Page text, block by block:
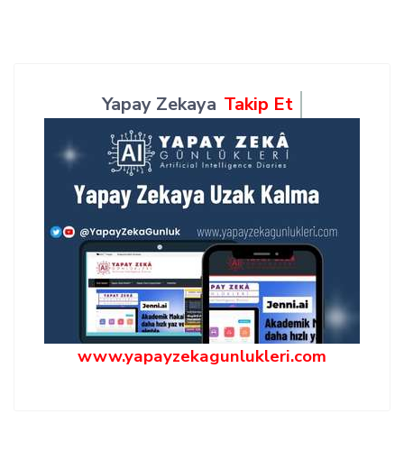
Yapay Zekaya Takip Et
www.yapayzekagunlukleri.com